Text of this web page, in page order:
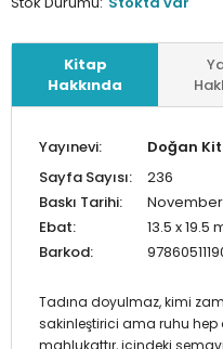
Kitap
Hakkında
Yayınevi:
Doğan
Sayfa Sayısı:
236
Baskı Tarihi:
November
Ebat:
13.5 x 19.5
Barkod:
Tadına doyulmaz, kimi
sakinleştirici ama ruhu hep